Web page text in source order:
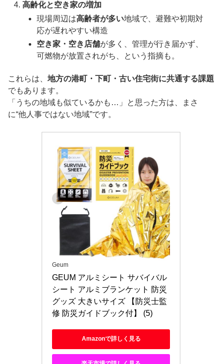
高齢化と空き家の増加
現場周辺は高齢者が多い地域で、避難や初期対
応が遅れやすい構造
空き家・空き店舗が多く、管理が行き届かず、
可燃物が放置されがち、という指摘も。
これらは、 地方の港町・下町・古い住宅街に共通する課題
でもあります。
「うちの地域も似ているかも…」と思った方は、まさ
に“他人事ではない地域”です。
Geum
GEUM アルミシート サバイバル
シート アルミブランケット 防災
グッズ 大きいサイズ 【防災士監
修 防災ガイドブック付】 (5)
Amazonで詳しく見る